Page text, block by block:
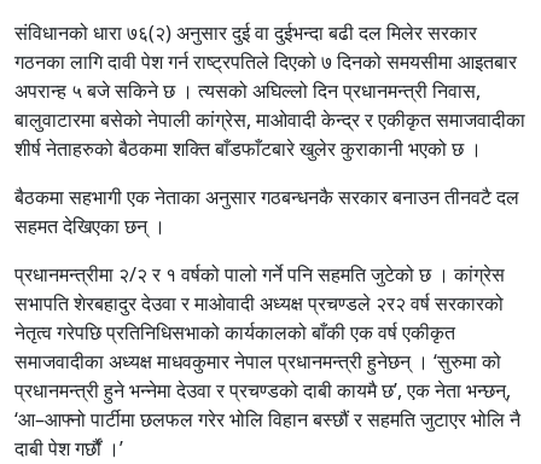
संविधानको धारा ७६(२) अनुसार दुई वा दुईभन्दा बढी दल मिलेर सरकार
गठनका लागि दावी पेश गर्न राष्ट्रपतिले दिएको ७ दिनको समयसीमा आइतबार
अपरान्ह ५ बजे सकिने छ । त्यसको अघिल्लो दिन प्रधानमन्त्री निवास,
बालुवाटारमा बसेको नेपाली कांग्रेस, माओवादी केन्द्र र एकीकृत समाजवादीका
शीर्ष नेताहरुको बैठकमा शक्ति बाँडफाँटबारे खुलेर कुराकानी भएको छ ।
बैठकमा सहभागी एक नेताका अनुसार गठबन्धनकै सरकार बनाउन तीनवटै दल
सहमत देखिएका छन् ।
प्रधानमन्त्रीमा २/२ र १ वर्षको पालो गर्ने पनि सहमति जुटेको छ । कांग्रेस
सभापति शेरबहादुर देउवा र माओवादी अध्यक्ष प्रचण्डले २र२ वर्ष सरकारको
नेतृत्व गरेपछि प्रतिनिधिसभाको कार्यकालको बाँकी एक वर्ष एकीकृत
समाजवादीका अध्यक्ष माधवकुमार नेपाल प्रधानमन्त्री हुनेछन् । ‘सुरुमा को
प्रधानमन्त्री हुने भन्नेमा देउवा र प्रचण्डको दाबी कायमै छ’, एक नेता भन्छन्,
‘आ–आफ्नो पार्टीमा छलफल गरेर भोलि विहान बस्छौं र सहमति जुटाएर भोलि नै
दाबी पेश गर्छौं ।’